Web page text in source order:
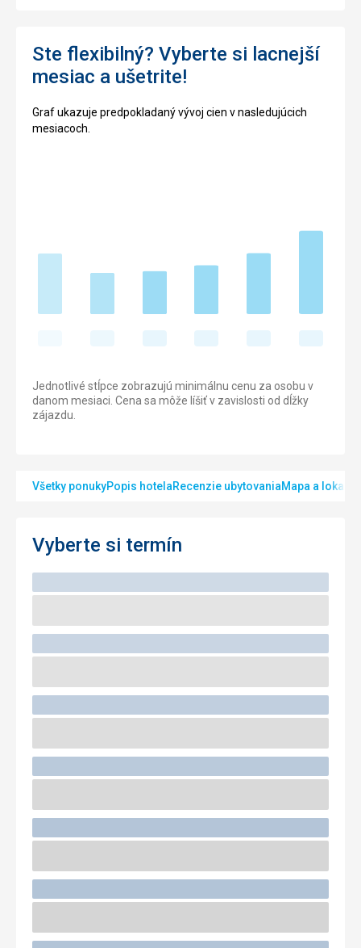
Ste flexibilný? Vyberte si lacnejší
mesiac a ušetrite!
Graf ukazuje predpokladaný vývoj cien v nasledujúcich
mesiacoch.
Jednotlivé stĺpce zobrazujú minimálnu cenu za osobu v
danom mesiaci. Cena sa môže líšiť v zavislosti od dĺžky
zájazdu.
Všetky ponukyPopis hotelaRecenzie ubytovaniaMapa a lokalita
Vyberte si termín